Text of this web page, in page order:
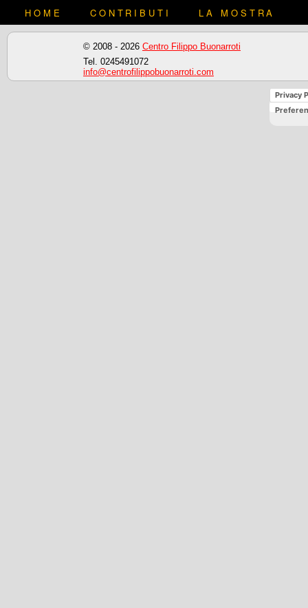
HOME CONTRIBUTI LA MOSTRA
© 2008 - 2026 Centro Filippo Buonarroti
Tel. 0245491072
info@centrofilippobuonarroti.com
Privacy